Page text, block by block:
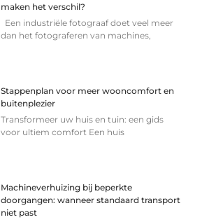
maken het verschil?
Een industriële fotograaf doet veel meer
dan het fotograferen van machines,
Stappenplan voor meer wooncomfort en
buitenplezier
Transformeer uw huis en tuin: een gids
voor ultiem comfort Een huis
Machineverhuizing bij beperkte
doorgangen: wanneer standaard transport
niet past